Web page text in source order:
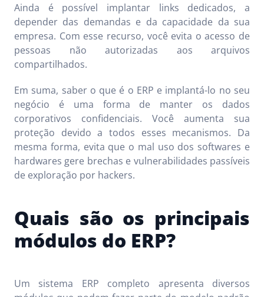
Ainda é possível implantar links dedicados, a
depender das demandas e da capacidade da sua
empresa. Com esse recurso, você evita o acesso de
pessoas não autorizadas aos arquivos
compartilhados.
Em suma, saber o que é o ERP e implantá-lo no seu
negócio é uma forma de manter os dados
corporativos confidenciais. Você aumenta sua
proteção devido a todos esses mecanismos. Da
mesma forma, evita que o mal uso dos softwares e
hardwares gere brechas e vulnerabilidades passíveis
de exploração por hackers.
Quais são os principais
módulos do ERP?
Um sistema ERP completo apresenta diversos